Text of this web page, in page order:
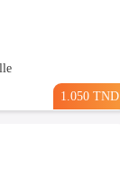
1.050 TND